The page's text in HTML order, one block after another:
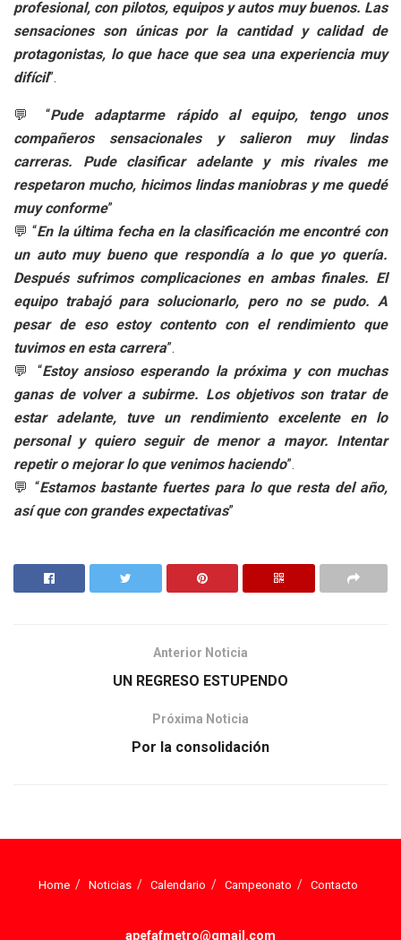
profesional, con pilotos, equipos y autos muy buenos. Las
sensaciones son únicas por la cantidad y calidad de
protagonistas, lo que hace que sea una experiencia muy
difícil”.
💬 “Pude adaptarme rápido al equipo, tengo unos
compañeros sensacionales y salieron muy lindas
carreras. Pude clasificar adelante y mis rivales me
respetaron mucho, hicimos lindas maniobras y me quedé
muy conforme”
💬 “En la última fecha en la clasificación me encontré con
un auto muy bueno que respondía a lo que yo quería.
Después sufrimos complicaciones en ambas finales. El
equipo trabajó para solucionarlo, pero no se pudo. A
pesar de eso estoy contento con el rendimiento que
tuvimos en esta carrera”.
💬 “Estoy ansioso esperando la próxima y con muchas
ganas de volver a subirme. Los objetivos son tratar de
estar adelante, tuve un rendimiento excelente en lo
personal y quiero seguir de menor a mayor. Intentar
repetir o mejorar lo que venimos haciendo”.
💬 “Estamos bastante fuertes para lo que resta del año,
así que con grandes expectativas”
Anterior Noticia
UN REGRESO ESTUPENDO
Próxima Noticia
Por la consolidación
Home Noticias Calendario Campeonato Contacto
apefafmetro@gmail.com